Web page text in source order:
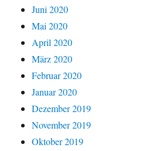
Juni 2020
Mai 2020
April 2020
März 2020
Februar 2020
Januar 2020
Dezember 2019
November 2019
Oktober 2019